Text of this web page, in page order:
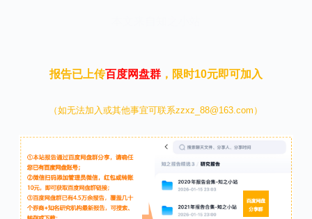
报告已上传百度网盘群，限时10元即可加入
（如无法加入或其他事宜可联系zzxz_88@163.com）